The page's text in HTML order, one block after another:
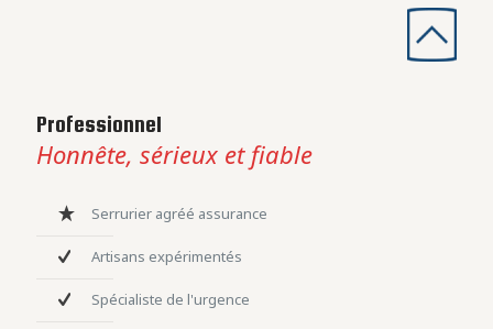
Professionnel
Honnête, sérieux et fiable
Serrurier agréé assurance
Artisans expérimentés
Spécialiste de l'urgence